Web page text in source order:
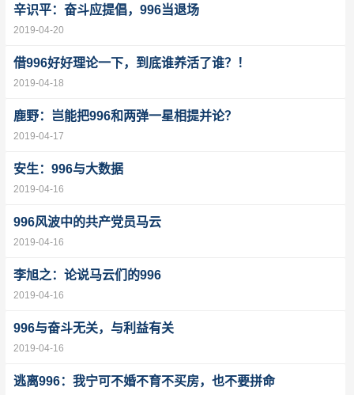
辛识平：奋斗应提倡，996当退场
2019-04-20
借996好好理论一下，到底谁养活了谁？！
2019-04-18
鹿野：岂能把996和两弹一星相提并论？
2019-04-17
安生：996与大数据
2019-04-16
996风波中的共产党员马云
2019-04-16
李旭之：论说马云们的996
2019-04-16
996与奋斗无关，与利益有关
2019-04-16
逃离996：我宁可不婚不育不买房，也不要拼命